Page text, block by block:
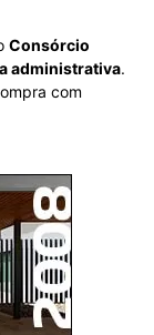
Consórcio
administrativa.
com